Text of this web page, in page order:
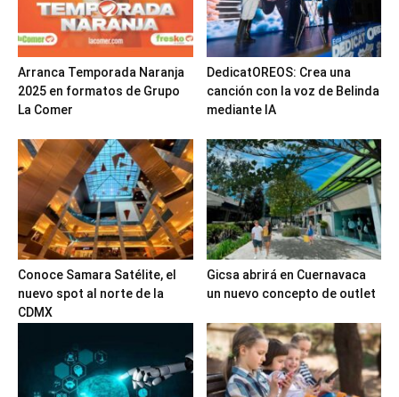
Arranca Temporada Naranja
2025 en formatos de Grupo
La Comer
DedicatOREOS: Crea una
canción con la voz de Belinda
mediante IA
Conoce Samara Satélite, el
nuevo spot al norte de la
CDMX
Gicsa abrirá en Cuernavaca
un nuevo concepto de outlet